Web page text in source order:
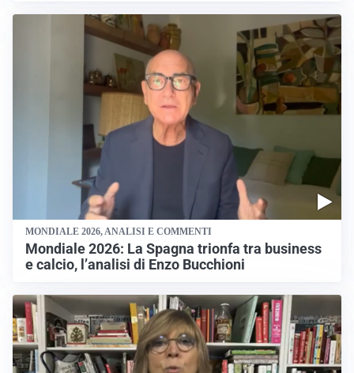
MONDIALE 2026, ANALISI E COMMENTI
Mondiale 2026: La Spagna trionfa tra business
e calcio, l’analisi di Enzo Bucchioni